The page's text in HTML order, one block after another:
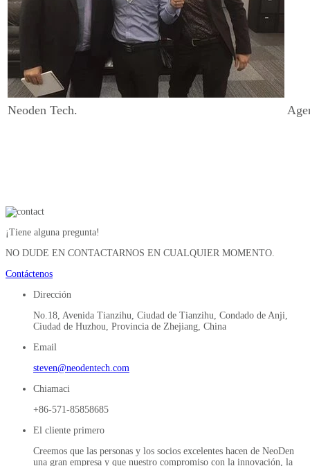
Neoden Tech.
¡Tiene alguna pregunta!
NO DUDE EN CONTACTARNOS EN CUALQUIER MOMENTO.
Contáctenos
Dirección
No.18, Avenida Tianzihu, Ciudad de Tianzihu, Condado de Anji,
Ciudad de Huzhou, Provincia de Zhejiang, China
Email
steven@neodentech.com
Chiamaci
+86-571-85858685
El cliente primero
Creemos que las personas y los socios excelentes hacen de NeoDen
una gran empresa y que nuestro compromiso con la innovación, la